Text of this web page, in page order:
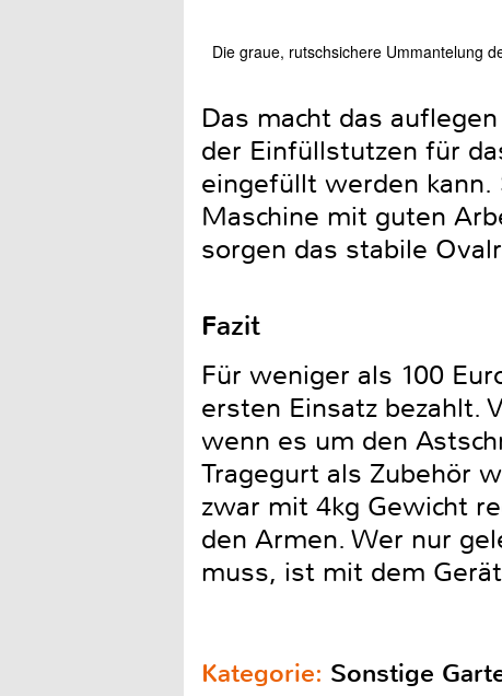
Die graue, rutschsichere Ummantelung
Das macht das
der Einfüllstutzen für
eingefüllt werden
Maschine mit guten
sorgen das stabile
Fazit
Für weniger als 100
ersten Einsatz bezahlt.
wenn es um den
Tragegurt als Zubehör
zwar mit 4kg Gewicht
den Armen. Wer nur
muss, ist mit dem
Kategorie: Sonstige